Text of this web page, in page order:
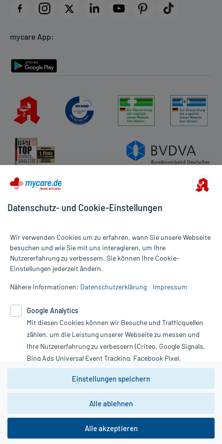
Datenschutz
Rückgabe/Widerruf
mycare App:
Alle Preise gelten inkl. MwSt., ggf. zzgl. Versandkosten
Informationen auf dieser Website werden ausschließlich für
die Untersuchung und Behandlung durch einen Arzt. Bitte
Therapien eingeleitet werden können. | Diese Webseite benutzt
Google Analytics. Lesen Sie bitte dazu die wichtigen Hinweise in
unserer Datenschutzerklärung. Für den Widerruf einer Bestellung
nutzen Sie das Formular:
Vertrag widerrufen
*Hinweise zu unseren Aktionen und Bewertungen
copyright @ 2026 Roland Helle e.K. - Versandapotheke - Alle Rechte vorbehalten
Datenschutz- und Cookie-Einstellungen
Wir verwenden Cookies um zu erfahren, wann Sie unsere Webseite
besuchen und wie Sie mit uns interagieren, um Ihre
Nutzererfahrung zu verbessern. Sie können Ihre Cookie-
Einstellungen jederzeit ändern.
Nähere Informationen: Datenschutzerklärung Impressum
Google Analytics
Mit diesen Cookies können wir Besuche und Trafficquellen
zählen, um die Leistung unserer Webseite zu messen und
Ihre Nutzererfahrung zu verbessern (Criteo, Google Signals,
Bing Ads Universal Event Tracking, Facebook Pixel,
Youtube-Social Plugin).
Wir weisen darauf hin, dass die
zwingend den Europäischen Anforderungen gem. EU-
DSGVO genügen und ein Datentransfer in Drittstaaten bzw.
Daten dort verarbeitet werden, kann nicht geprüft und
nachvollzogen werden.
Einstellungen speichern
Alle ablehnen
Alle akzeptieren